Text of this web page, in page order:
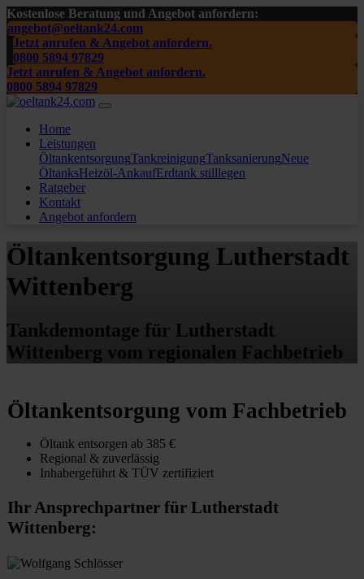
Kostenlose Beratung und Angebot anfordern:
angebot@oeltank24.com
Jetzt anrufen & Angebot anfordern.
0800 5894 97829
Jetzt anrufen & Angebot anfordern.
0800 5894 97829
Home
Leistungen
ÖltankentsorgungTankreinigungTanksanierungNeue
ÖltanksHeizöl-AnkaufErdtank stilllegen
Ratgeber
Kontakt
Angebot anfordern
Öltankentsorgung Lutherstadt
Wittenberg
Tankdemontage für Lutherstadt
Wittenberg vom regionalen Fachbetrieb
Öltankentsorgung vom Fachbetrieb
Öltank entsorgen ab 385 €
Regional & zuverlässig
Inhabergeführt & TÜV zertifiziert
Ihr Ansprechpartner für Lutherstadt
Wittenberg: